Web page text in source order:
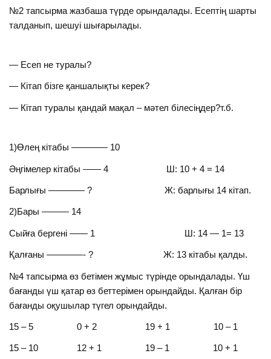
№2 тапсырма жазбаша түрде орындалады. Есептің шарты
талданып, шешуі шығарылады.
— Есеп не туралы?
— Кітап бізге қаншалықты керек?
— Кітап туралы қандай мақал – мәтел білесіңдер?т.б.
1)Өлең кітабы ———— 10
Әңгімелер кітабы —— 4 Ш: 10 + 4 = 14
Барлығы ———— ? Ж: барлығы 14 кітап.
2)Бары ——— 14
Сыйға бергені —— 1 Ш: 14 — 1= 13
Қалғаны ————- ? Ж: 13 кітабы қалды.
№4 тапсырма өз бетімен жұмыс түрінде орындалады. Үш
бағанды үш қатар өз беттерімен орындайды. Қалған бір
бағанды оқушылар түгел орындайды.
15 – 5 0 + 2 19 + 1 10 – 1
15 – 10 12 + 1 19 – 1 10 + 1